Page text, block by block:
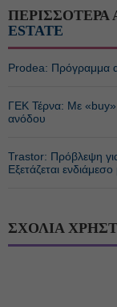
ΠΕΡΙΣΣΟΤΕΡΑ
ESTATE
Prodea: Πρόγραμμα
ΓΕΚ Τέρνα: Με «buy»
ανόδου
Trastor: Πρόβλεψη
Εξετάζεται
ΣΧΟΛΙΑ